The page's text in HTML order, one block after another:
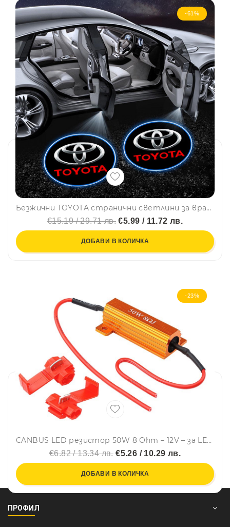
-61%
Безжични TOYOTA странични светлини за врата на кола, 2 броя, LED лого
€15.19 / 29.71 лв. €5.99 / 11.72 лв.
ДОБАВИ В КОЛИЧКА
-23%
CANBUS LED резистор 50W 8 Ohm – 12V – за LED крушки - Carmotion
€6.82 / 13.34 лв.€5.26 / 10.29 лв.
ДОБАВИ В КОЛИЧКА
ПРОФИЛ